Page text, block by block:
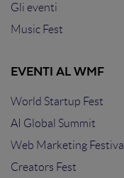
Gli eventi
Music Fest
EVENTI AL WMF
World Startup Fest
AI Global Summit
Web Marketing Festival
Creators Fest